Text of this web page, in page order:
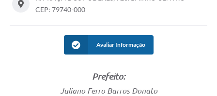
CEP: 79740-000
Avaliar Informação
Prefeito:
Juliano Ferro Barros Donato